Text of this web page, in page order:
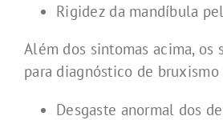
Rigidez da mandíbula
Além dos sintomas acima, os
para diagnóstico de bruxismo
Desgaste anormal dos